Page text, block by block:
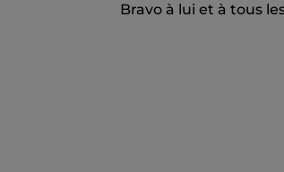
Bravo à lui et à tous